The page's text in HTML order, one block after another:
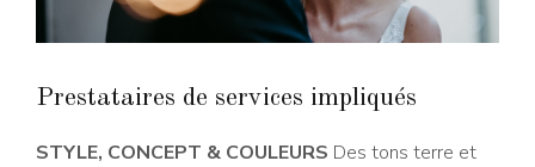
Prestataires de services impliqués
STYLE, CONCEPT & COULEURS Des tons terre et